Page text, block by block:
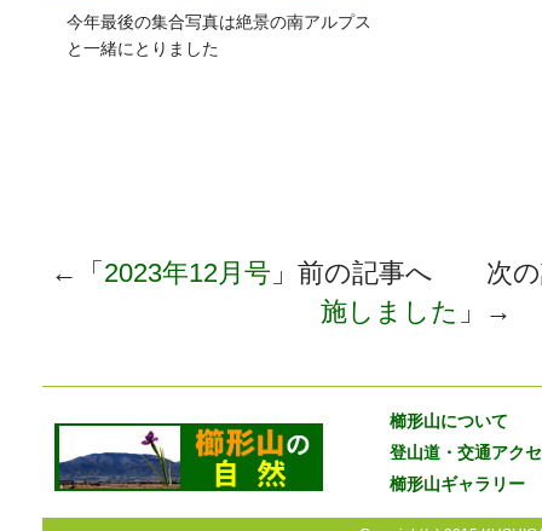
今年最後の集合写真は絶景の南アルプス
と一緒にとりました
←「 2023年12月号」前の記事へ 次の
施しました 」→
櫛形山について
登山道・交通アク
櫛形山ギャラリー